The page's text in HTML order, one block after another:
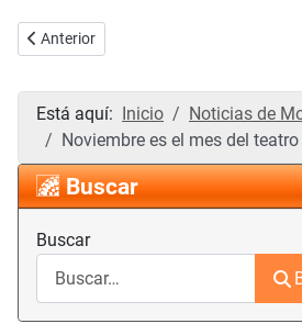
Artículo anterior: Ya puedes seguir al
Anterior
Está aquí: Inicio
Noticias de
Noviembre es el mes del
Buscar
Buscar